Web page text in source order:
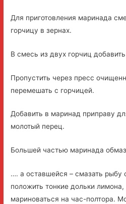
Для приготовления маринада
горчицу в зернах.
В смесь из двух горчиц
Пропустить через пресс
перемешать с горчицей.
Добавить в маринад приправу
молотый перец.
Большей частью маринада
…. а оставшейся – смазать рыбу
положить тонкие дольки
мариноваться на час-полтора.